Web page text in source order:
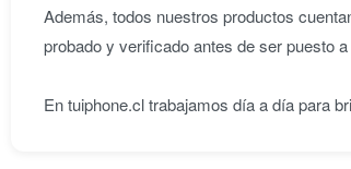
Además, todos nuestros productos
probado y verificado antes de ser puesto
En tuiphone.cl trabajamos día a día para